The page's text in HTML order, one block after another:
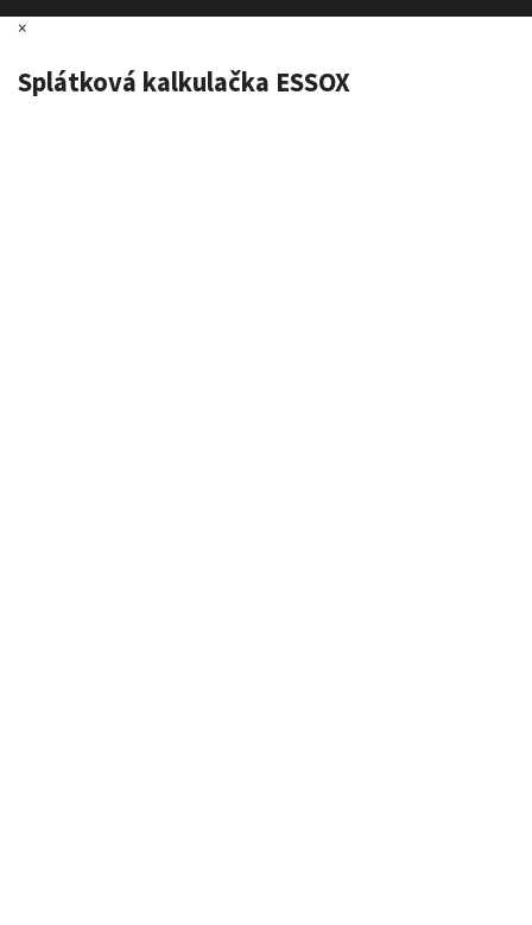
×
Splátková kalkulačka ESSOX